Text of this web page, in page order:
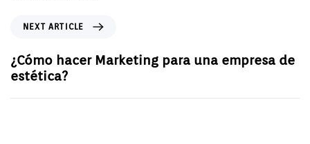
NEXT ARTICLE
¿Cómo hacer Marketing para una empresa de
estética?